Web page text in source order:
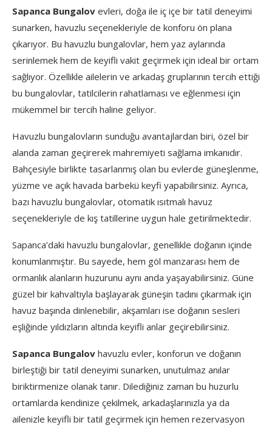
Sapanca Bungalov evleri, doğa ile iç içe bir tatil deneyimi
sunarken, havuzlu seçenekleriyle de konforu ön plana
çıkarıyor. Bu havuzlu bungalovlar, hem yaz aylarında
serinlemek hem de keyifli vakit geçirmek için ideal bir ortam
sağlıyor. Özellikle ailelerin ve arkadaş gruplarının tercih ettiği
bu bungalovlar, tatilcilerin rahatlaması ve eğlenmesi için
mükemmel bir tercih haline geliyor.
Havuzlu bungalovların sunduğu avantajlardan biri, özel bir
alanda zaman geçirerek mahremiyeti sağlama imkanıdır.
Bahçesiyle birlikte tasarlanmış olan bu evlerde güneşlenme,
yüzme ve açık havada barbekü keyfi yapabilirsiniz. Ayrıca,
bazı havuzlu bungalovlar, otomatik ısıtmalı havuz
seçenekleriyle de kış tatillerine uygun hale getirilmektedir.
Sapanca’daki havuzlu bungalovlar, genellikle doğanın içinde
konumlanmıştır. Bu sayede, hem göl manzarası hem de
ormanlık alanların huzurunu aynı anda yaşayabilirsiniz. Güne
güzel bir kahvaltıyla başlayarak güneşin tadını çıkarmak için
havuz başında dinlenebilir, akşamları ise doğanın sesleri
eşliğinde yıldızların altında keyifli anlar geçirebilirsiniz.
Sapanca Bungalov havuzlu evler, konforun ve doğanın
birleştiği bir tatil deneyimi sunarken, unutulmaz anılar
biriktirmenize olanak tanır. Dilediğiniz zaman bu huzurlu
ortamlarda kendinize çekilmek, arkadaşlarınızla ya da
ailenizle keyifli bir tatil geçirmek için hemen rezervasyon